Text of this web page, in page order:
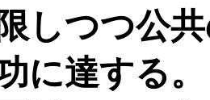
しつつ公
に達する。